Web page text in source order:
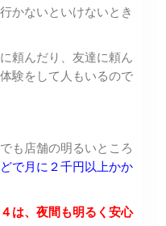
かないといけないとき
頼んだり、友達に頼ん
験をして人もいるので
も店舗の明るいところ
で月に２千円以上かか
は、夜間も明るく安心